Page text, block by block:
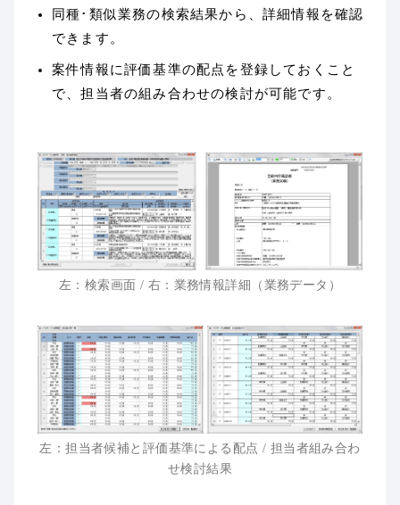
同種･類似業務の検索結果から、詳細情報を確認
できます。
案件情報に評価基準の配点を登録しておくこと
で、担当者の組み合わせの検討が可能です。
左：検索画面 / 右：業務情報詳細（業務データ）
左：担当者候補と評価基準による配点 / 担当者組み合わ
せ検討結果